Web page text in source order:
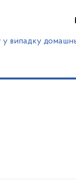
у випадку